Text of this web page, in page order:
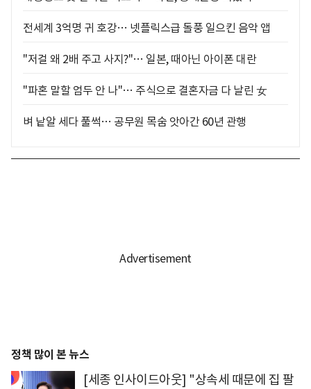
전세계 3억명 귀 호강… 넷플릭스급 돌풍 일으킨 음악 앱
"저걸 왜 2배 주고 사지?"… 일본, 때아닌 아이폰 대란
"파혼 말할 엄두 안 나"… 주식으로 결혼자금 다 날린 女
벼 낱알 세다 풀썩… 공무원 목숨 앗아간 60년 관행
정책 많이 본 뉴스
[세종 인사이드아웃] "상속세 때문에 집 팔